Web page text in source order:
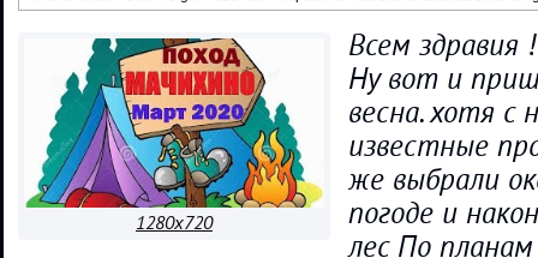
1280x720
Всем здравия !
Ну вот и
весна. хотя с
известные
же выбрали
погоде и
лес По